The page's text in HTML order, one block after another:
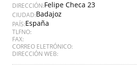
DIRECCIÓN:Felipe Checa 23
CIUDAD:Badajoz
PAÍS:España
TLFNO:
FAX:
CORREO ELETRÓNICO:
DIRECCIÓN WEB: